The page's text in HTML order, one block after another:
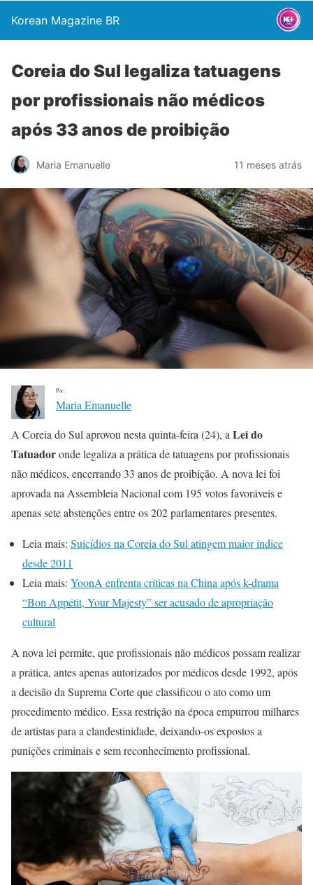
Korean Magazine BR
Coreia do Sul legaliza tatuagens
por profissionais não médicos
após 33 anos de proibição
Maria Emanuelle 11 meses atrás
Por:
Maria Emanuelle
A Coreia do Sul aprovou nesta quinta-feira (24), aLei do
Tatuadoronde legaliza a prática de tatuagens por profissionais
não médicos, encerrando 33 anos de proibição. A nova lei foi
aprovada na Assembleia Nacional com 195 votos favoráveis e
apenas sete abstenções entre os 202 parlamentares presentes.
Leia mais: Suicídios na Coreia do Sul atingem maior índice
desde 2011
Leia mais: YoonA enfrenta críticas na China após k-drama
“Bon Appétit, Your Majesty” ser acusado de apropriação
cultural
A nova lei permite, que profissionais não médicos possam realizar
a prática, antes apenas autorizados por médicos desde 1992, após
a decisão da Suprema Corte que classificou o ato como um
procedimento médico. Essa restrição na época empurrou milhares
de artistas para a clandestinidade, deixando-os expostos a
punições criminais e sem reconhecimento profissional.